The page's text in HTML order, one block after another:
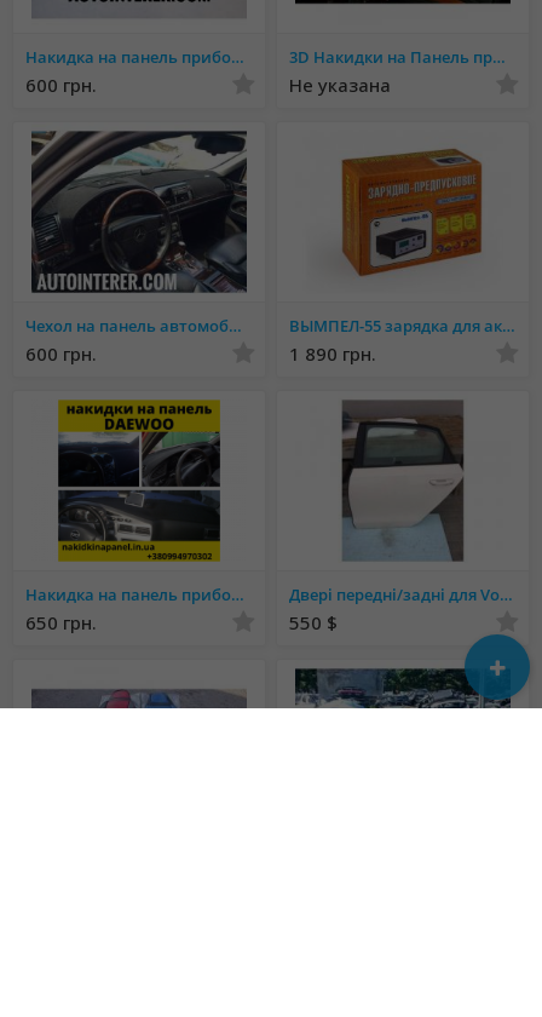
Накидка на панель приборов Mercedes
600 грн.
3D Накидки на Панель приборов. Эстетический вид салона.
Не указана
Чехол на панель автомобиля Более 1000 МОДЕЛЕЙ
600 грн.
ВЫМПЕЛ-55 зарядка для аккумуляторов
1 890 грн.
Накидка на панель приборов део ланос
650 грн.
Двері передні/задні для Volkswagen Passat B7 USA
550 $